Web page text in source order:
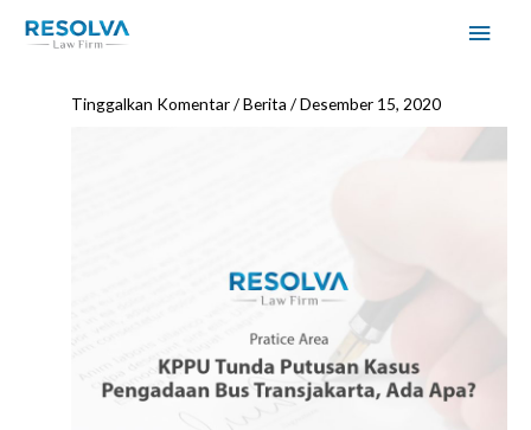
Tinggalkan Komentar/Berita /Desember 15, 2020